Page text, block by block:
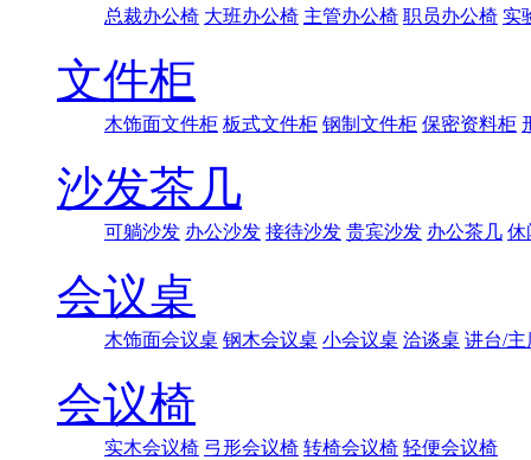
总裁办公椅 大班办公椅 主管办公椅 职员办公椅 实
文件柜
木饰面文件柜 板式文件柜 钢制文件柜 保密资料柜
沙发茶几
可躺沙发 办公沙发 接待沙发 贵宾沙发 办公茶几 休
会议桌
木饰面会议桌 钢木会议桌 小会议桌 洽谈桌 讲台/主
会议椅
实木会议椅 弓形会议椅 转椅会议椅 轻便会议椅